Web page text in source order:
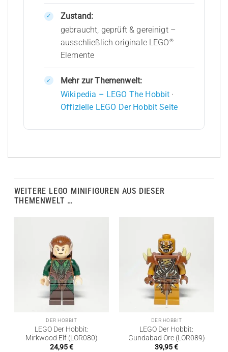
Zustand:
gebraucht, geprüft & gereinigt –
ausschließlich originale LEGO®
Elemente
Mehr zur Themenwelt:
Wikipedia – LEGO The Hobbit ·
Offizielle LEGO Der Hobbit Seite
WEITERE LEGO MINIFIGUREN AUS DIESER
THEMENWELT …
DER HOBBIT
LEGO Der Hobbit:
Mirkwood Elf (LOR080)
24,95€
DER HOBBIT
LEGO Der Hobbit:
Gundabad Orc (LOR089)
39,95€